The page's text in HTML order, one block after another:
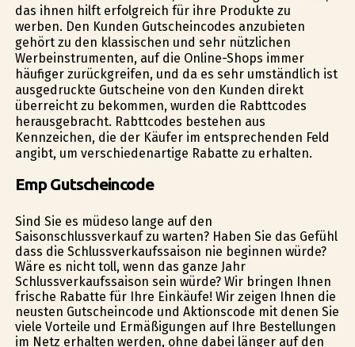
das ihnen hilft erfolgreich für ihre Produkte zu
werben. Den Kunden Gutscheincodes anzubieten
gehört zu den klassischen und sehr nützlichen
Werbeinstrumenten, auf die Online-Shops immer
häufiger zurückgreifen, und da es sehr umständlich ist
ausgedruckte Gutscheine von den Kunden direkt
überreicht zu bekommen, wurden die Rabttcodes
herausgebracht. Rabttcodes bestehen aus
Kennzeichen, die der Käufer im entsprechenden Feld
angibt, um verschiedenartige Rabatte zu erhalten.
Emp Gutscheincode
Sind Sie es müdeso lange auf den
Saisonschlussverkauf zu warten? Haben Sie das Gefühl
dass die Schlussverkaufssaison nie beginnen würde?
Wäre es nicht toll, wenn das ganze Jahr
Schlussverkaufssaison sein würde? Wir bringen Ihnen
frische Rabatte für Ihre Einkäufe! Wir zeigen Ihnen die
neusten Gutscheincode und Aktionscode mit denen Sie
viele Vorteile und Ermäßigungen auf Ihre Bestellungen
im Netz erhalten werden, ohne dabei länger auf den